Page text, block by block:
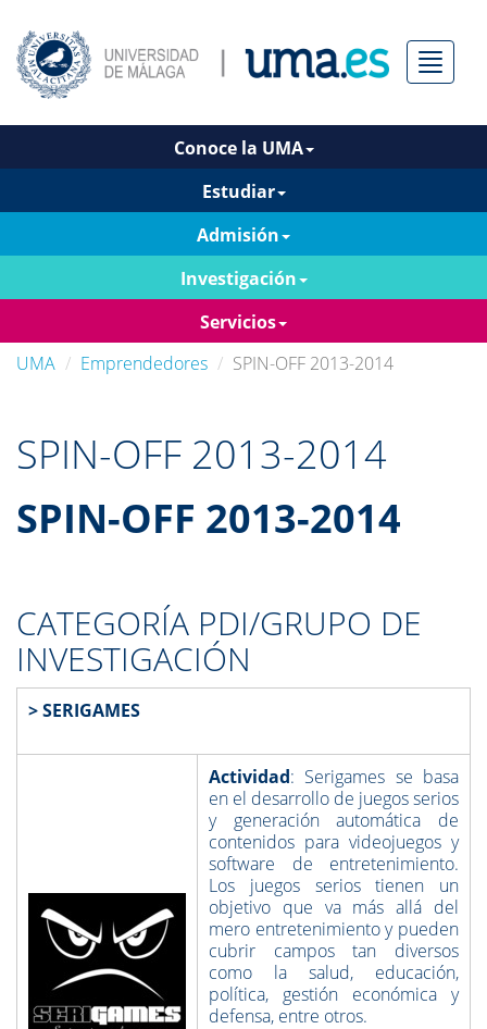
Menú
Conoce la UMA
Estudiar
Admisión
Investigación
Servicios
UMA
Emprendedores SPIN-OFF 2013-2014
SPIN-OFF 2013-2014
SPIN-OFF 2013-2014
CATEGORÍA PDI/GRUPO DE
INVESTIGACIÓN
> SERIGAMES
Actividad: Serigames se basa
en el desarrollo de juegos serios
y generación automática de
contenidos para videojuegos y
software de entretenimiento.
Los juegos serios tienen un
objetivo que va más allá del
mero entretenimiento y pueden
cubrir campos tan diversos
como la salud, educación,
política, gestión económica y
defensa, entre otros.